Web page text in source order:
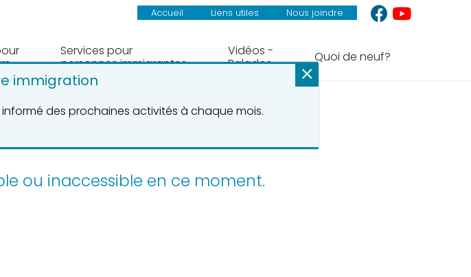
immigration
des prochaines activités à chaque mois.
Accueil Liens utiles Nous joindre
Services pour
personnes immigrantes
Vidéos -
Balados
Quoi de neuf?
ou inaccessible en ce moment.